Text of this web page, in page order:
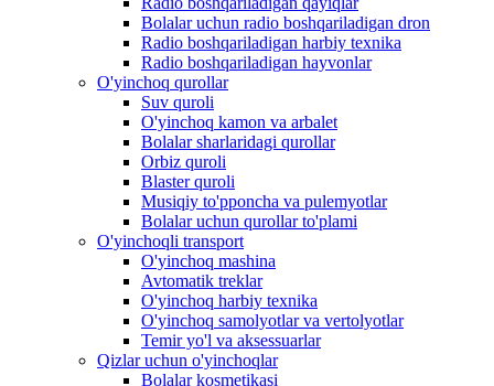
Bolalar uchun radio boshqariladigan dron
Radio boshqariladigan harbiy texnika
Radio boshqariladigan hayvonlar
O'yinchoq qurollar
Suv quroli
O'yinchoq kamon va arbalet
Bolalar sharlaridagi qurollar
Orbiz quroli
Blaster quroli
Musiqiy to'pponcha va pulemyotlar
Bolalar uchun qurollar to'plami
O'yinchoqli transport
O'yinchoq mashina
Avtomatik treklar
O'yinchoq harbiy texnika
O'yinchoq samolyotlar va vertolyotlar
Temir yo'l va aksessuarlar
Qizlar uchun o'yinchoqlar
Bolalar kosmetikasi